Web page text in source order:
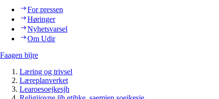
For pressen
Høringer
Nyhetsvarsel
Om Udir
Faagen bïjre
Læring og trivsel
Læreplanverket
Learoesoejkesjh